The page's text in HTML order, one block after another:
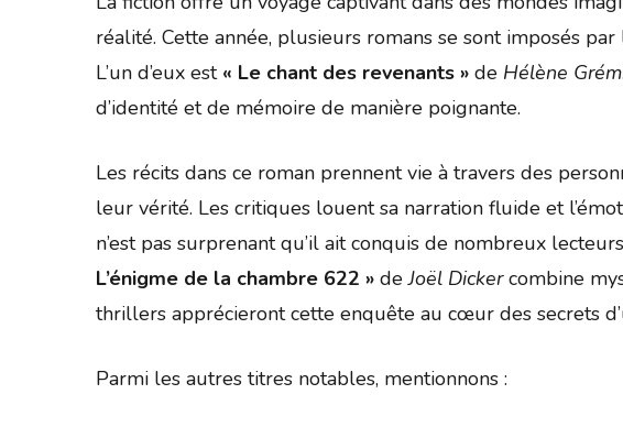
réalité. Cette année, plusieurs romans se sont imposés
L’un d’eux est « Le chant des revenants » de Hélène
d’identité et de mémoire de manière poignante.
Les récits dans ce roman prennent vie à travers des
leur vérité. Les critiques louent sa narration fluide et
n’est pas surprenant qu’il ait conquis de nombreux
L’énigme de la chambre 622 » deJoël Dickercombine
thrillers apprécieront cette enquête au cœur des secrets
Parmi les autres titres notables, mentionnons :